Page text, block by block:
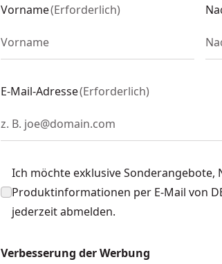
Vorname(Erforderlich)
E-Mail-Adresse(Erforderlich)
Ich möchte exklusive Sonderangebote,
Produktinformationen per E-Mail von
jederzeit abmelden.
Verbesserung der Werbung